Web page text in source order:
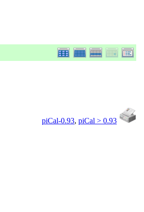
piCal-0.93, piCal > 0.93